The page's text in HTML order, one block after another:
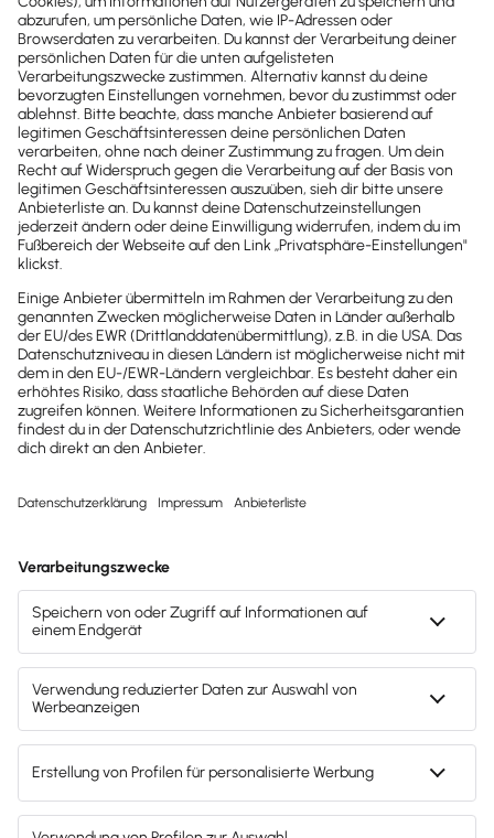
Newsletter
Brandheiße
News direkt in
dein Postfach
wichtige News zu
Gesetzesänderungen,
hilfreiche Praxis-Tipps und
kostenlose Tools für
Unternehmen erhalten?
Dann abonniere unseren
Mach's dir leicht und gib deinem Business den
entscheidenden Push – mit unserer Software für
Buchhaltung & Lohn.